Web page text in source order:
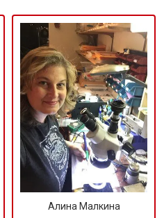
Алина Малкина